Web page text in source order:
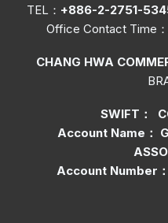
TEL： +886-2-2751-
Office Contact Time
CHANG HWA
SWIFT：
Account Name：
Account Number